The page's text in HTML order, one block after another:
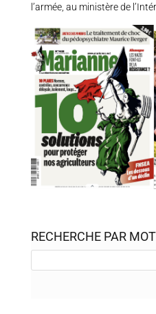
l’armée, au ministère de
RECHERCHE PAR MOT